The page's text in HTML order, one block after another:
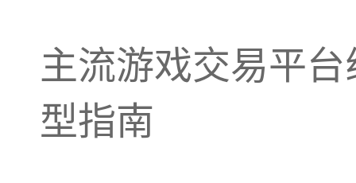
主流游戏交易平
型指南